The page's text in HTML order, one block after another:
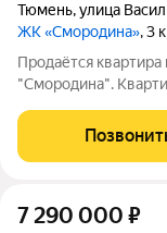
Тюмень,улица
ЖК «Смородина», 3
Продаётся
"Смородина".
особенностей планировки изолированные
на одну сторону, 1
7 290 000 ₽